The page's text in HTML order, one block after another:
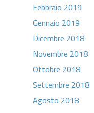
Febbraio 2019
Gennaio 2019
Dicembre 2018
Novembre 2018
Ottobre 2018
Settembre 2018
Agosto 2018